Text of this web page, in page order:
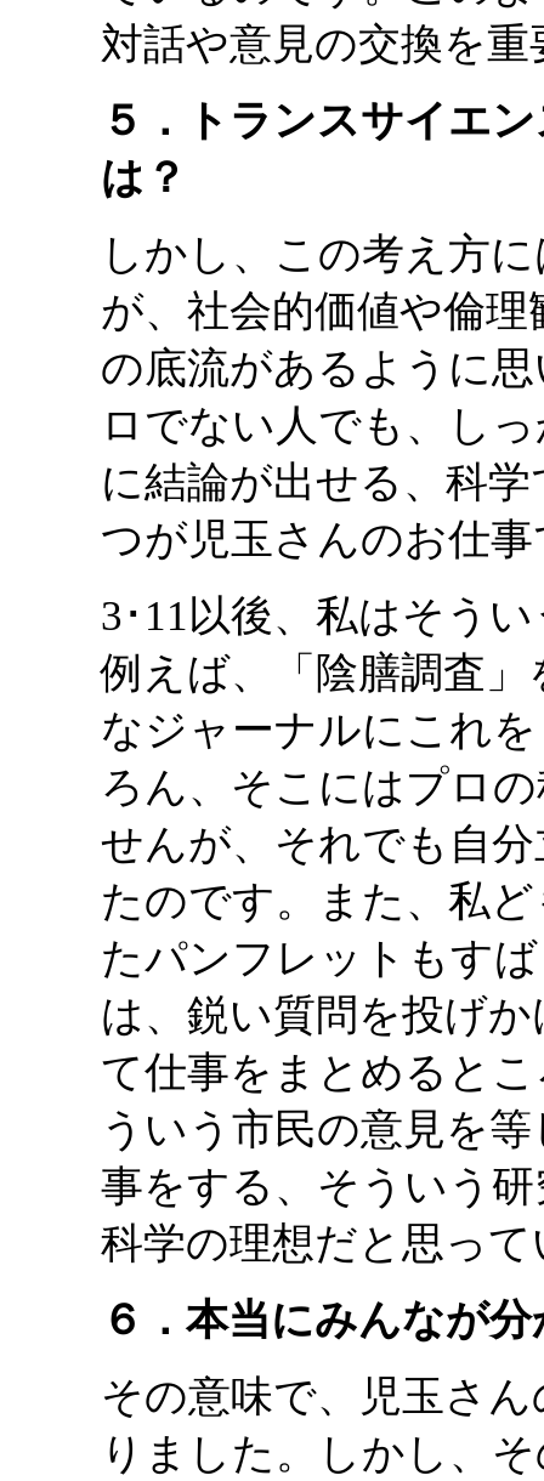
対話や意見の交換を
５．トランスサイエ
は？
しかし、この考え方
が、社会的価値や倫
の底流があるように
ロでない人でも、し
に結論が出せる、科
つが児玉さんのお仕
3･11以後、私はそう
例えば、「陰膳調査
なジャーナルにこれ
ろん、そこにはプロ
せんが、それでも自
たのです。また、私
たパンフレットもす
は、鋭い質問を投げ
て仕事をまとめると
ういう市民の意見を
事をする、そういう
科学の理想だと思っ
６．本当にみんなが
その意味で、児玉さ
りました。しかし、